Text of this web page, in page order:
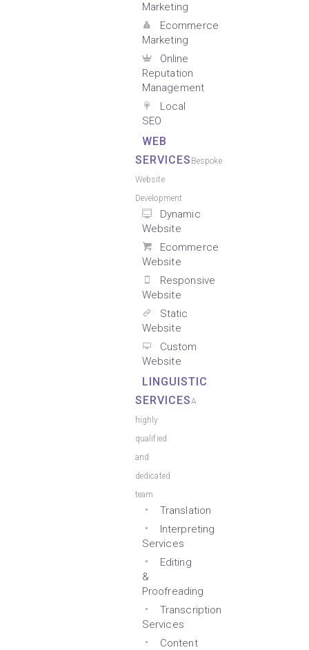
Marketing
Ecommerce
Marketing
Online
Reputation
Management
Local
SEO
WEB
SERVICES Bespoke
Website
Development
Dynamic
Website
Ecommerce
Website
Responsive
Website
Static
Website
Custom
Website
LINGUISTIC
SERVICESA
highly
qualified
and
dedicated
team
Translation
Interpreting
Services
Editing
&
Proofreading
Transcription
Services
Content